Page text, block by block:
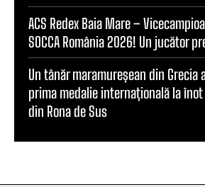
ACS Redex Baia Mare –
SOCCA România 2026! Un jucător
Un tânăr maramureșean din Grecia
prima medalie internațională la
din Rona de Sus